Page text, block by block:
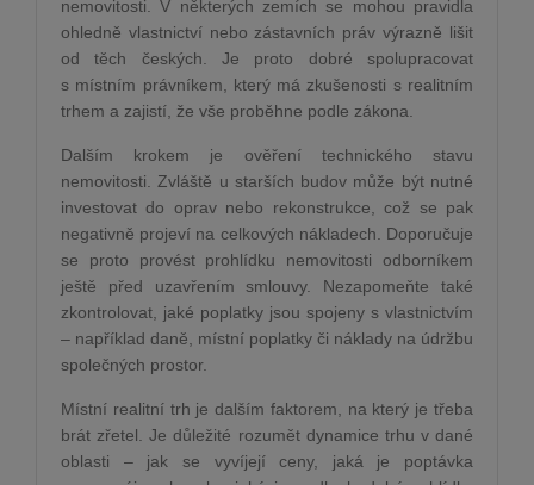
nemovitosti. V některých zemích se mohou pravidla
ohledně vlastnictví nebo zástavních práv výrazně lišit
od těch českých. Je proto dobré spolupracovat
s místním právníkem, který má zkušenosti s realitním
trhem a zajistí, že vše proběhne podle zákona.
Dalším krokem je ověření technického stavu
nemovitosti. Zvláště u starších budov může být nutné
investovat do oprav nebo rekonstrukce, což se pak
negativně projeví na celkových nákladech. Doporučuje
se proto provést prohlídku nemovitosti odborníkem
ještě před uzavřením smlouvy. Nezapomeňte také
zkontrolovat, jaké poplatky jsou spojeny s vlastnictvím
– například daně, místní poplatky či náklady na údržbu
společných prostor.
Místní realitní trh je dalším faktorem, na který je třeba
brát zřetel. Je důležité rozumět dynamice trhu v dané
oblasti – jak se vyvíjejí ceny, jaká je poptávka